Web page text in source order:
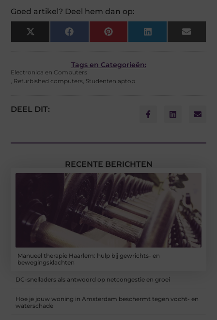
Goed artikel? Deel hem dan op:
X
(Twitter)
Facebook Pinterest LinkedIn Email
Tags en Categorieën:
Electronica en Computers
, Refurbished computers, Studentenlaptop
DEEL DIT:
RECENTE BERICHTEN
Manueel therapie Haarlem: hulp bij gewrichts- en
bewegingsklachten
DC-snelladers als antwoord op netcongestie en groei
Hoe je jouw woning in Amsterdam beschermt tegen vocht- en
waterschade